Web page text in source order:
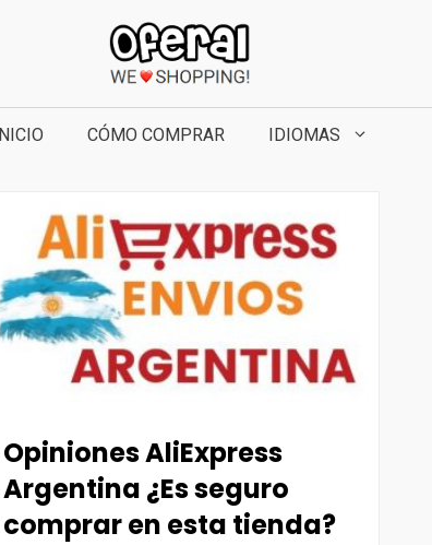
INICIO CÓMO COMPRAR IDIOMAS
Opiniones AliExpress
Argentina ¿Es seguro
comprar en esta tienda?